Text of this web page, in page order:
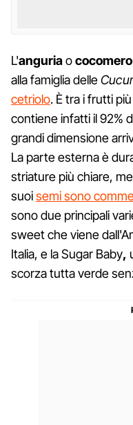
L'anguriaococomero
alla famiglia delle
cetriolo. È tra i frutti
contiene infatti il 92%
grandi dimensione
La parte esterna è
striature più chiare,
suoisemi sono
sono due principali
sweet che viene
Italia, e la Sugar Baby,
scorza tutta verde